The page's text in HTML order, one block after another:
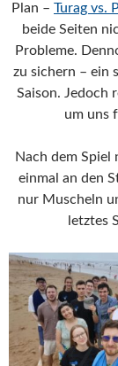
Plan – Turag vs.
beide Seiten
Probleme.
zu sichern – ein
Saison. Jedoch
um uns
Nach dem
einmal an den
nur Muscheln
letztes